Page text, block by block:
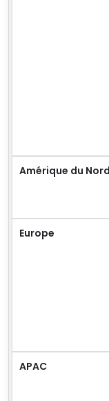
Amérique du Nord
Europe
APAC